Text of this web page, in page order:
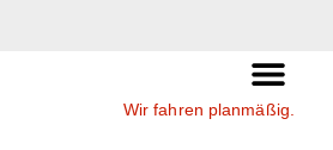
Wir fahren planmäßig.